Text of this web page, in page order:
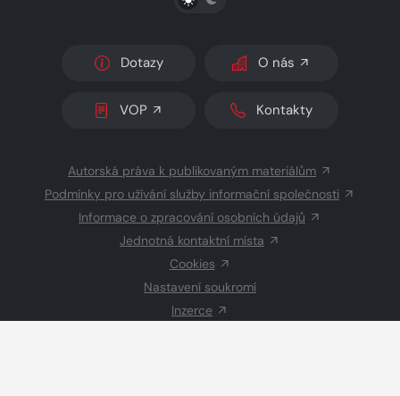
Dotazy O nás
VOP Kontakty
Autorská práva k publikovaným materiálům
Podmínky pro užívání služby informační společnosti
Informace o zpracování osobních údajů
Jednotná kontaktní místa
Cookies
Nastavení soukromí
Inzerce